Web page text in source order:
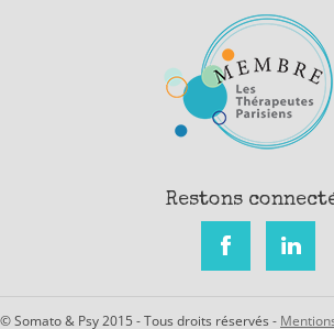
Restons
© Somato & Psy 2015 - Tous droits réservés -